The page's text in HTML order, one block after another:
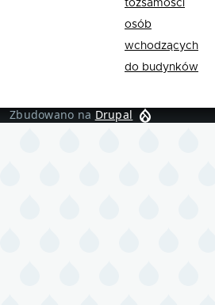
tożsamości
osób
wchodzących
do budynków
Zbudowano na Drupal